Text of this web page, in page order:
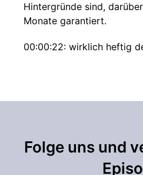
Hintergründe sind,
Monate garantiert.
00:00:22: wirklich heftig
sowieso schon sowas von
in Deutschland haben.
00:00:33: Und die haben
Folge uns und